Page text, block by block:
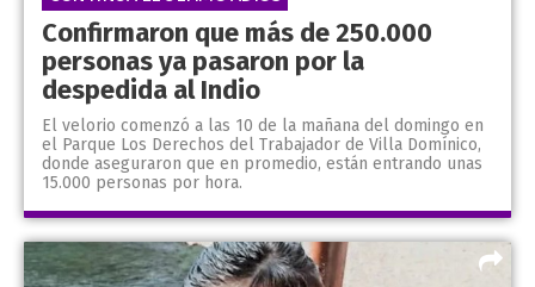
Confirmaron que más de 250.000
personas ya pasaron por la
despedida al Indio
El velorio comenzó a las 10 de la mañana del domingo en
el Parque Los Derechos del Trabajador de Villa Domínico,
donde aseguraron que en promedio, están entrando unas
15.000 personas por hora.